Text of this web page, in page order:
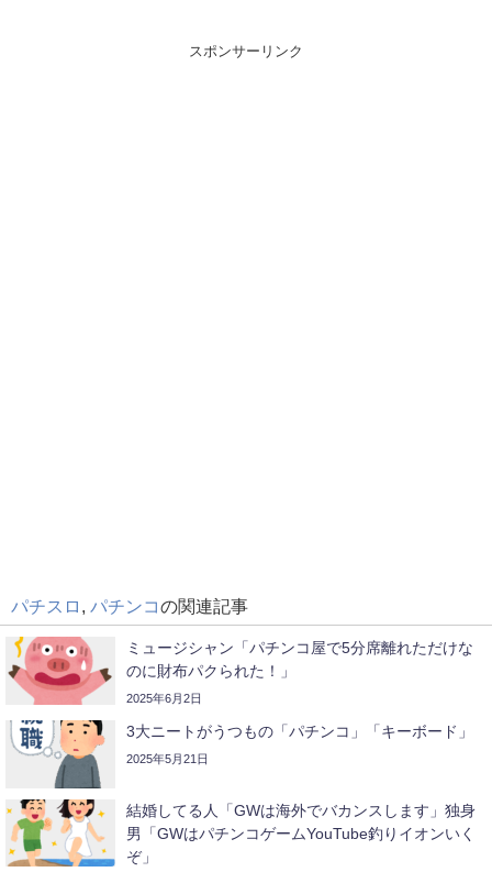
スポンサーリンク
パチスロ パチンコの関連記事
ミュージシャン「パチンコ屋で5分席離れただけな
のに財布パクられた！」
2025年6月2日
3大ニートがうつもの「パチンコ」「キーボード」
2025年5月21日
結婚してる人「GWは海外でバカンスします」独身
男「GWはパチンコゲームYouTube釣りイオンいく
ぞ」